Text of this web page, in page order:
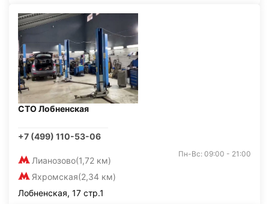
СТО Лобненская
+7 (499) 110-53-06
Лианозово(1,72 км)
Яхромская(2,34 км)
Пн-Вс: 09:00 - 21:00
Лобненская, 17 стр.1